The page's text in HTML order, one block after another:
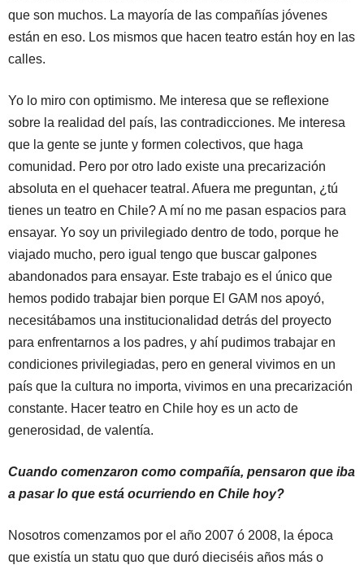
que son muchos. La mayoría de las compañías jóvenes
están en eso. Los mismos que hacen teatro están hoy en las
calles.
Yo lo miro con optimismo. Me interesa que se reflexione
sobre la realidad del país, las contradicciones. Me interesa
que la gente se junte y formen colectivos, que haga
comunidad. Pero por otro lado existe una precarización
absoluta en el quehacer teatral. Afuera me preguntan, ¿tú
tienes un teatro en Chile? A mí no me pasan espacios para
ensayar. Yo soy un privilegiado dentro de todo, porque he
viajado mucho, pero igual tengo que buscar galpones
abandonados para ensayar. Este trabajo es el único que
hemos podido trabajar bien porque El GAM nos apoyó,
necesitábamos una institucionalidad detrás del proyecto
para enfrentarnos a los padres, y ahí pudimos trabajar en
condiciones privilegiadas, pero en general vivimos en un
país que la cultura no importa, vivimos en una precarización
constante. Hacer teatro en Chile hoy es un acto de
generosidad, de valentía.
Cuando comenzaron como compañía, pensaron que iba
a pasar lo que está ocurriendo en Chile hoy?
Nosotros comenzamos por el año 2007 ó 2008, la época
que existía un statu quo que duró dieciséis años más o